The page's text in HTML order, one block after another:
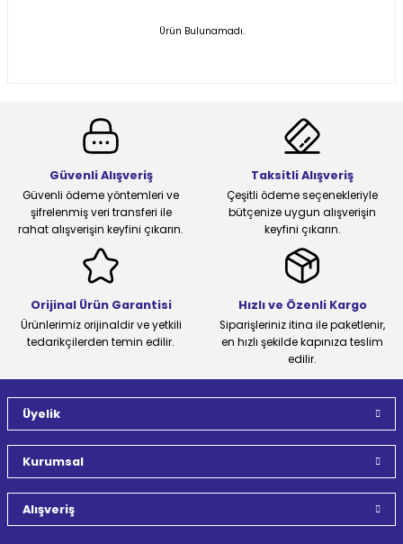
Ürün Bulunamadı.
Güvenli Alışveriş
Güvenli ödeme yöntemleri ve
şifrelenmiş veri transferi ile
rahat alışverişin keyfini çıkarın.
Taksitli Alışveriş
Çeşitli ödeme seçenekleriyle
bütçenize uygun alışverişin
keyfini çıkarın.
Orijinal Ürün Garantisi
Ürünlerimiz orijinaldir ve yetkili
tedarikçilerden temin edilir.
Hızlı ve Özenli Kargo
Siparişleriniz itina ile paketlenir,
en hızlı şekilde kapınıza teslim
edilir.
Üyelik
Kurumsal
Alışveriş